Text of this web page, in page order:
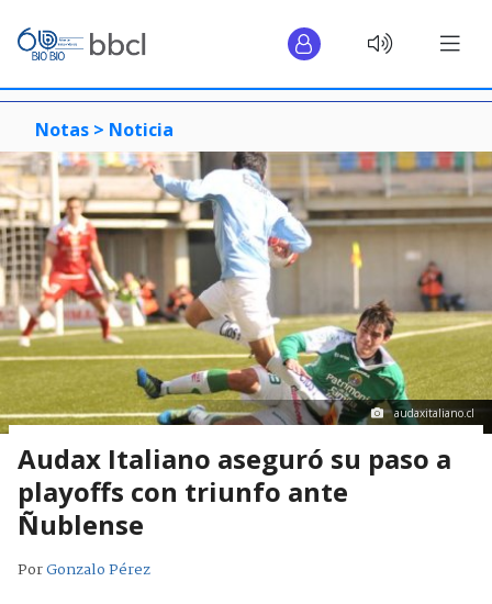
Notas > Noticia
audaxitaliano.cl
Audax Italiano aseguró su paso a
playoffs con triunfo ante
Ñublense
PorGonzalo Pérez